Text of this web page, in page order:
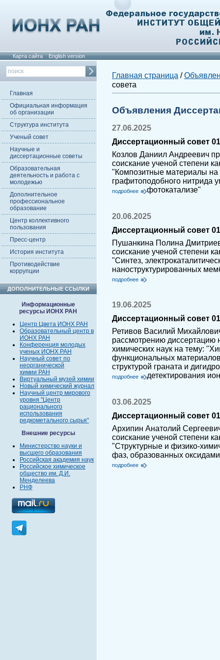
Карта сайта English version
Главная
Официальная информация
об организации
Структура института
Ученый совет
Научные и
диссертационные советы
Образовательная
деятельность и работа с
молодежью
Дополнительное
профессиональное
образование
Центр коллективного
пользования
Пресс-центр
История института
Противодействие
коррупции
ДОПОЛНИТЕЛЬНЫЕ ССЫЛКИ
Информационные
ресурсы ИОНХ РАН
Центр Цвета ИОНХ РАН
Образовательный центр в
ИОНХ РАН
Конференция молодых
ученых ИОНХ РАН
Научный совет по
неорганической
химии РАН
Виртуальный музей химии
Новый химический журнал
Научный центр мирового
уровня "Центр
рационального
использования
редкометального сырья"
Внешние ресурсы
Министерство науки и
высшего образования
Российская академия наук
Российское химическое
общество им. Д.И.
Менделеева
РНФ
Главная страница /
совета
Объявления
27.06.2025
Диссертационный совет
Козлов Даниил Андреевич
соискание ученой степени
"Композитные материалы
графитоподобного нитрида
фотокатализе"
подробнее
20.06.2025
Диссертационный совет
Пушанкина Полина
соискание ученой степени
"Синтез,
наноструктурированных
подробнее
19.06.2025
Диссертационный совет
Ретивов Василий
рассмотрению диссертацию
химических наук на тему:
функциональных
структурой граната и
детектирования
подробнее
03.06.2025
Диссертационный совет
Архипин Анатолий
соискание ученой степени
"Структурные и физико-
фаз, образованных
подробнее